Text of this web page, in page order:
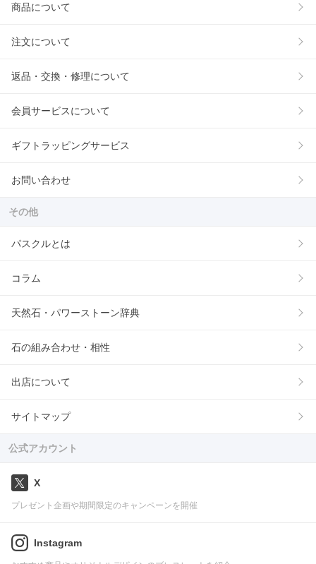
商品について
注文について
返品・交換・修理について
会員サービスについて
ギフトラッピングサービス
お問い合わせ
その他
パスクルとは
コラム
天然石・パワーストーン辞典
石の組み合わせ・相性
出店について
サイトマップ
公式アカウント
X
プレゼント企画や期間限定のキャンペーンを開催
Instagram